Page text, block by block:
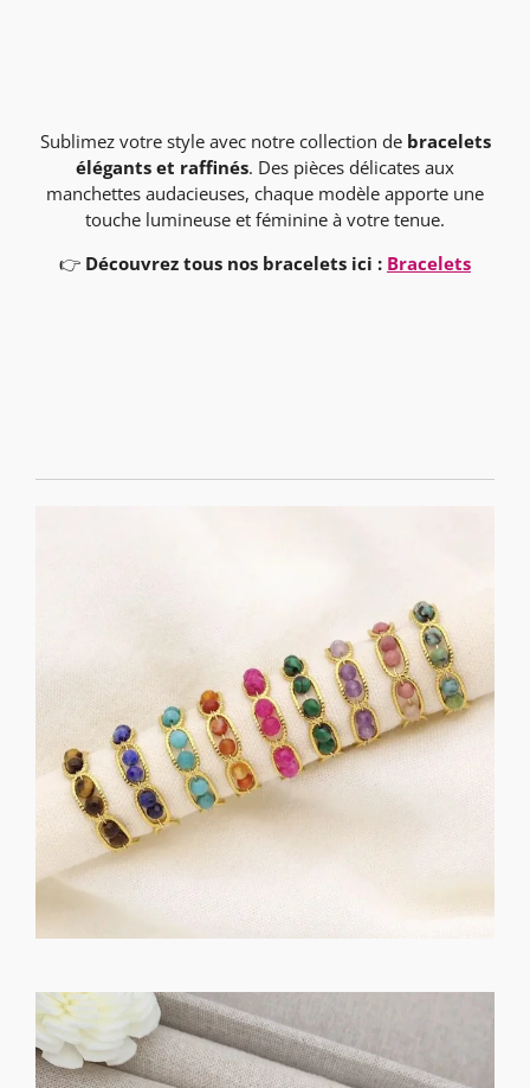
Sublimez votre style avec notre collection de bracelets
élégants et raffinés. Des pièces délicates aux
manchettes audacieuses, chaque modèle apporte une
touche lumineuse et féminine à votre tenue.
👉 Découvrez tous nos bracelets ici : Bracelets